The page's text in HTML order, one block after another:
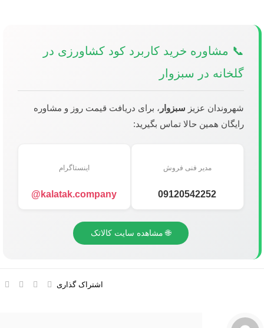
📞 مشاوره خرید کاربرد کود کشاورزی در
گلخانه در سبزوار
شهروندان عزیز سبزوار ، برای دریافت قیمت روز و مشاوره
رایگان همین حالا تماس بگیرید:
مدیر فنی فروش
09120542252
اینستاگرام
kalatak.company@
🌐 مشاهده سایت کالاتک
اشتراک گذاری